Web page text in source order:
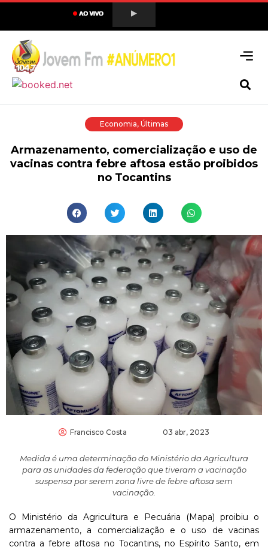
Economia, Últimas
Armazenamento, comercialização e uso de
vacinas contra febre aftosa estão proibidos
no Tocantins
Francisco Costa 03 abr, 2023
Medida é uma determinação do Ministério da Agricultura
para as unidades da federação que tiveram a vacinação
suspensa por serem zona livre de febre aftosa sem
vacinação.
O Ministério da Agricultura e Pecuária (Mapa) proibiu o
armazenamento, a comercialização e o uso de vacinas
contra a febre aftosa no Tocantins, no Espírito Santo, em